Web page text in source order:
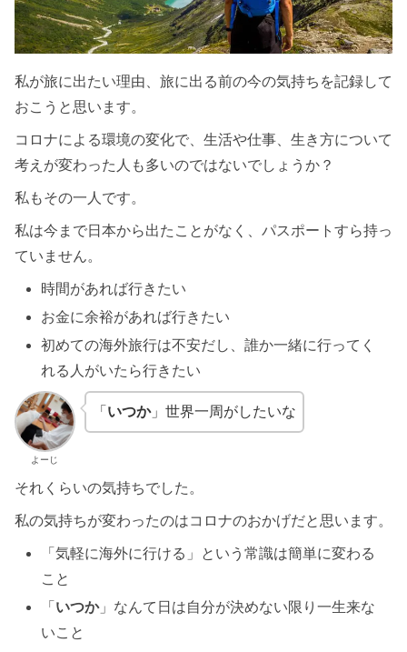
私が旅に出たい理由、旅に出る前の今の気持ちを記録して
おこうと思います。
コロナによる環境の変化で、生活や仕事、生き方について
考えが変わった人も多いのではないでしょうか？
私もその一人です。
私は今まで日本から出たことがなく、パスポートすら持っ
ていません。
時間があれば行きたい
お金に余裕があれば行きたい
初めての海外旅行は不安だし、誰か一緒に行ってく
れる人がいたら行きたい
よーじ
「 いつか」世界一周がしたいな
それくらいの気持ちでした。
私の気持ちが変わったのはコロナのおかげだと思います。
「気軽に海外に行ける」という常識は簡単に変わる
こと
「 いつか」なんて日は自分が決めない限り一生来な
いこと